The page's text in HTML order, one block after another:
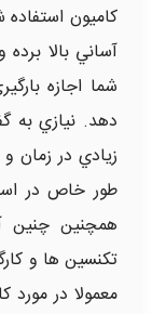
کاميون
آساني بالا
شما اجازه
دهد. نيازي به
زيادي در زمان
طور خاص در
همچنين چنين
تکنسين ها و
معمولا در